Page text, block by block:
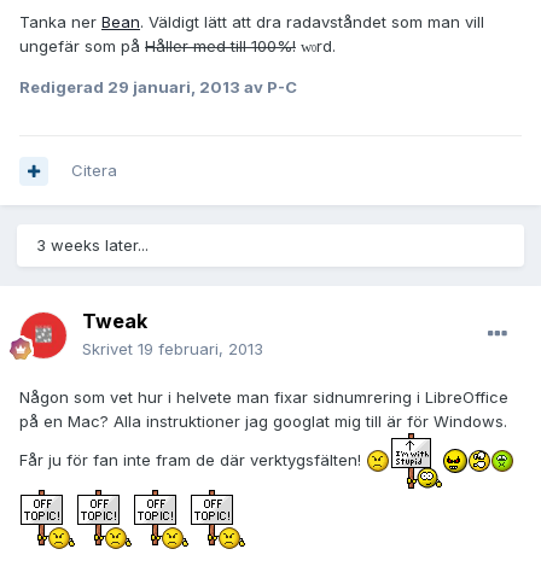
Tanka ner Bean. Väldigt lätt att dra radavståndet som man vill
ungefär som på Håller med till 100%! w0rd.
Redigerad 29 januari, 2013 av P-C
Citera
3 weeks later...
Tweak
Skrivet 19 februari, 2013
Någon som vet hur i helvete man fixar sidnumrering i LibreOffice
på en Mac? Alla instruktioner jag googlat mig till är för Windows.
Får ju för fan inte fram de där verktygsfälten!